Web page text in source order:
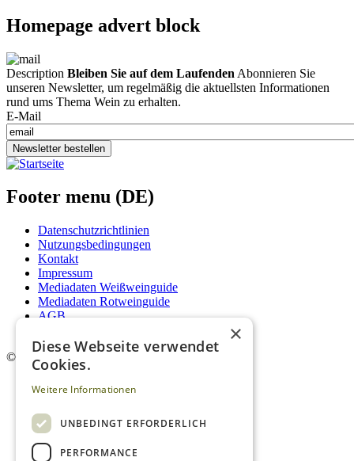
Homepage advert block
Description Bleiben Sie auf dem Laufenden Abonnieren Sie
unseren Newsletter, um regelmäßig die aktuellsten Informationen
rund ums Thema Wein zu erhalten.
E-Mail
Newsletter bestellen
Footer menu (DE)
Datenschutzrichtlinien
Nutzungsbedingungen
Kontakt
Impressum
Mediadaten Weißweinguide
Mediadaten Rotweinguide
AGB
© 2026. Alle Rechte vorbehalten.
×
Diese Webseite verwendet
Cookies.
Weitere Informationen
UNBEDINGT ERFORDERLICH
PERFORMANCE